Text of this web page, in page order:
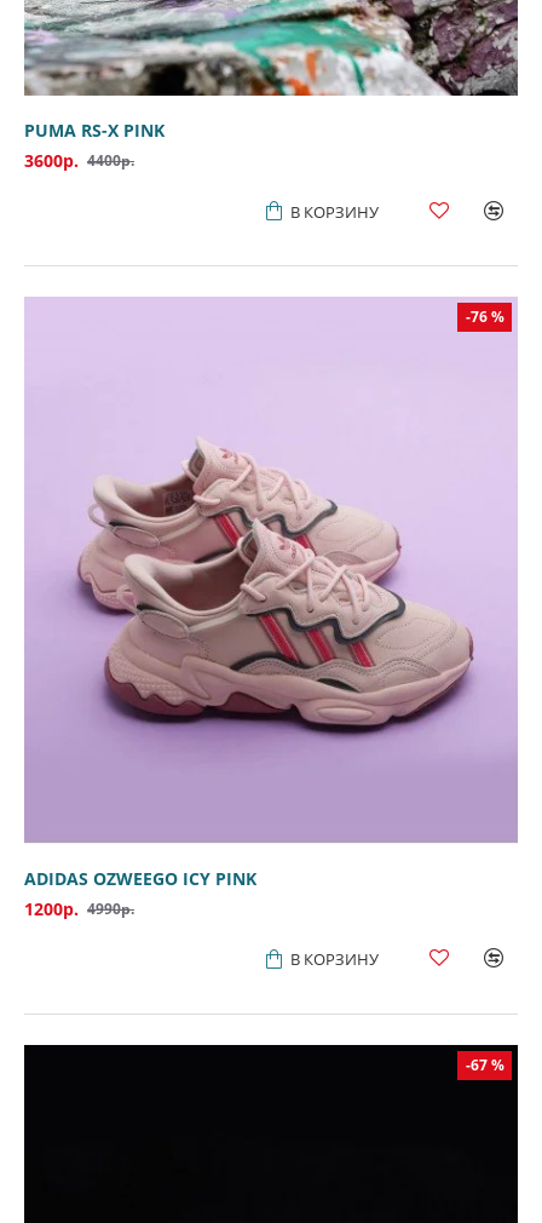
PUMA RS-X PINK
3600р. 4400р.
В КОРЗИНУ
-76 %
ADIDAS OZWEEGO ICY PINK
1200р. 4990р.
В КОРЗИНУ
-67 %